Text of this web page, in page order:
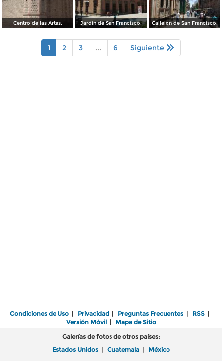
Centro de las Artes. Jardin de San Francisco. Callejon de San Francisco.
1 2 3 ... 6 Siguiente
Condiciones de Uso | Privacidad | Preguntas Frecuentes | RSS |
Versión Móvil| Mapa de Sitio
Galerías de fotos de otros países:
Estados Unidos | Guatemala | México